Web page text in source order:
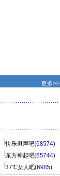
更多>>
快乐男声吧(68574)
东方神起吧(65744)
37℃女人吧(6985)